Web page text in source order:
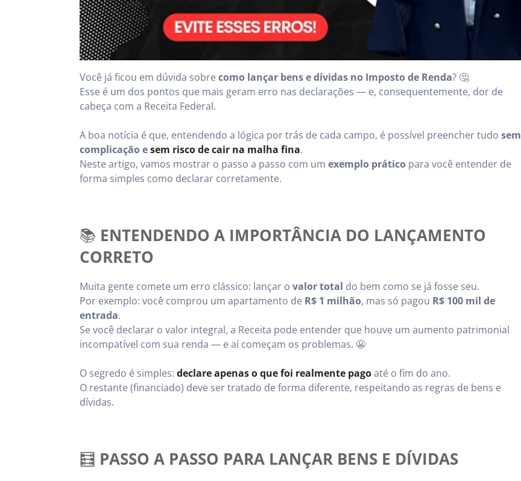
Você já ficou em dúvida sobre como lançar bens e dívidas no Imposto de Renda? 🤔
Esse é um dos pontos que mais geram erro nas declarações — e, consequentemente, dor de
cabeça com a Receita Federal.
A boa notícia é que, entendendo a lógica por trás de cada campo, é possível preencher tudo sem
complicação esem risco de cair na malha fina.
Neste artigo, vamos mostrar o passo a passo com um exemplo prático para você entender de
forma simples como declarar corretamente.
📚 ENTENDENDO A IMPORTÂNCIA DO LANÇAMENTO
CORRETO
Muita gente comete um erro clássico: lançar o valor total do bem como se já fosse seu.
Por exemplo: você comprou um apartamento de R$ 1 milhão, mas só pagou R$ 100 mil de
entrada.
Se você declarar o valor integral, a Receita pode entender que houve um aumento patrimonial
incompatível com sua renda — e aí começam os problemas. 😬
O segredo é simples: declare apenas o que foi realmente pagoaté o fim do ano.
O restante (financiado) deve ser tratado de forma diferente, respeitando as regras de bens e
dívidas.
🧮 PASSO A PASSO PARA LANÇAR BENS E DÍVIDAS